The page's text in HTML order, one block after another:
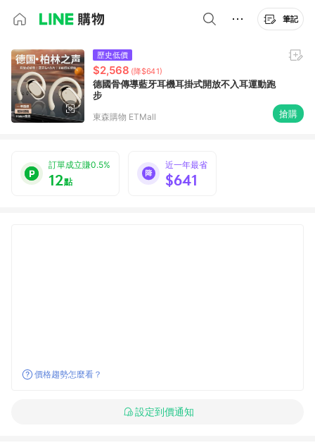
筆記
歷史低價
$2,568 (降$641)
德國骨傳導藍牙耳機耳掛式開放不入耳運動跑
步
東森購物 ETMall 搶購
訂單成立賺0.5%
12點
近一年最省
$641
價格趨勢怎麼看？
設定到價通知